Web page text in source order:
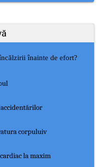
înainte de efort?
corpuluiv
la maxim